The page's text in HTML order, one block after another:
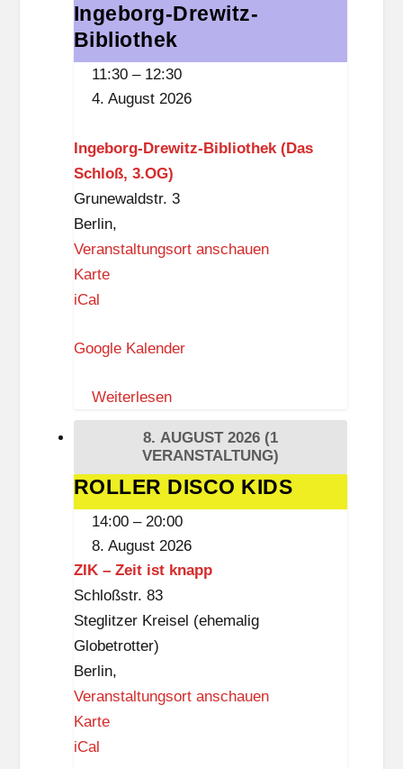
f
Sprechstunde
in
der
Drewitz-
Ingeborg-Drewitz-
Bibliothek
11:30 – 12:30
4. August 2026
Ingeborg-Drewitz-Bibliothek (Das
Schloß, 3.OG)
Grunewaldstr. 3
Berlin,
Veranstaltungsort anschauen
KarteI
e
o
r
-
r
e
w
i
t
z
-
B
i
iCal
Google Kalender
Weiterlesen
8. AUGUST 2026 (1
VERANSTALTUNG)
ROLLER
DISCO
KIDS
ROLLER DISCO KIDS
14:00 – 20:00
8. August 2026
ZIK – Zeit ist knapp
Schloßstr. 83
Steglitzer Kreisel (ehemalig
Globetrotter)
Berlin,
Veranstaltungsort anschauen
KarteZ
iCal